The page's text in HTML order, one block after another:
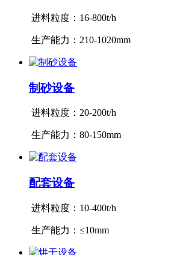
进料粒度：16-800t/h
生产能力：210-1020mm
制砂设备
进料粒度：20-200t/h
生产能力：80-150mm
配套设备
进料粒度：10-400t/h
生产能力：≤10mm